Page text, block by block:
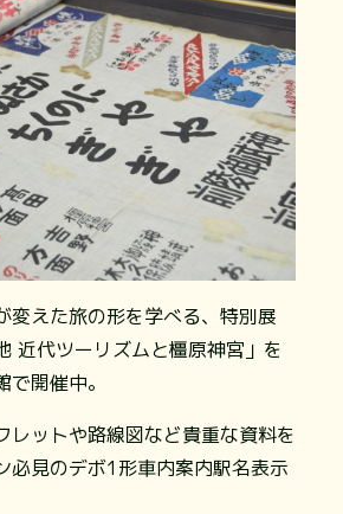
変えた旅の形を学べる、特別展
近代ツーリズムと橿原神宮」を
開催中。
レットや路線図など貴重な資料を
必見のデボ1形車内案内駅名表示